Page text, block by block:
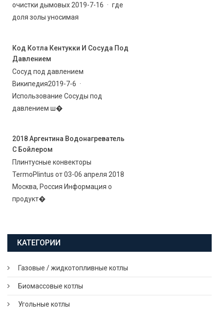
очистки дымовых 2019-7-16 · где
доля золы уносимая
Код Котла Кентукки И Сосуда Под
Давлением
Сосуд под давлением
Википедия2019-7-6 ·
Использование Сосуды под
давлением ш�
2018 Аргентина Водонагреватель
С Бойлером
Плинтусные конвекторы
TermoPlintus от 03-06 апреля 2018
Москва, Россия Информация о
продукт�
КАТЕГОРИИ
Газовые / жидкотопливные котлы
Биомассовые котлы
Угольные котлы